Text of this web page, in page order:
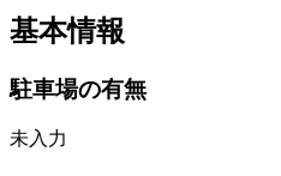
基本情報
駐車場の有無
未入力